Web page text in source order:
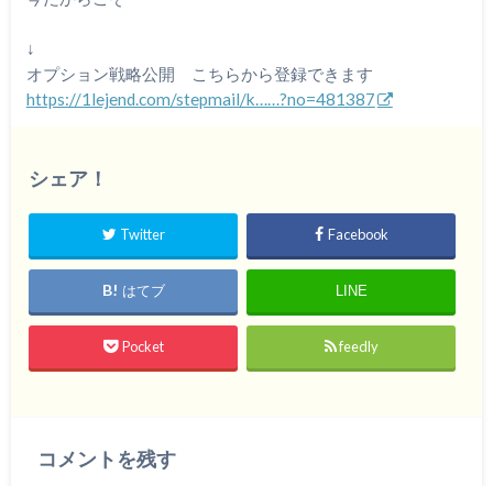
↓
オプション戦略公開 こちらから登録できます
https://1lejend.com/stepmail/k……?no=481387
シェア！
Twitter Facebook
はてブ LINE
Pocket feedly
コメントを残す